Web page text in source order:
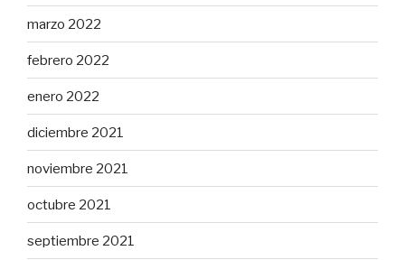
marzo 2022
febrero 2022
enero 2022
diciembre 2021
noviembre 2021
octubre 2021
septiembre 2021